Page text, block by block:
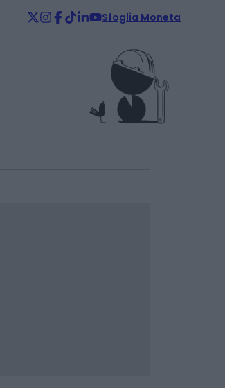
Sfoglia Moneta